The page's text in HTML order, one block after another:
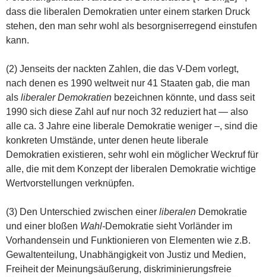
dass die liberalen Demokratien unter einem starken Druck
stehen, den man sehr wohl als besorgniserregend einstufen
kann.
(2) Jenseits der nackten Zahlen, die das V-Dem vorlegt,
nach denen es 1990 weltweit nur 41 Staaten gab, die man
als liberaler Demokratien bezeichnen könnte, und dass seit
1990 sich diese Zahl auf nur noch 32 reduziert hat — also
alle ca. 3 Jahre eine liberale Demokratie weniger –, sind die
konkreten Umstände, unter denen heute liberale
Demokratien existieren, sehr wohl ein möglicher Weckruf für
alle, die mit dem Konzept der liberalen Demokratie wichtige
Wertvorstellungen verknüpfen.
(3) Den Unterschied zwischen einer liberalen Demokratie
und einer bloßen Wahl-Demokratie sieht Vorländer im
Vorhandensein und Funktionieren von Elementen wie z.B.
Gewaltenteilung, Unabhängigkeit von Justiz und Medien,
Freiheit der Meinungsäußerung, diskriminierungsfreie